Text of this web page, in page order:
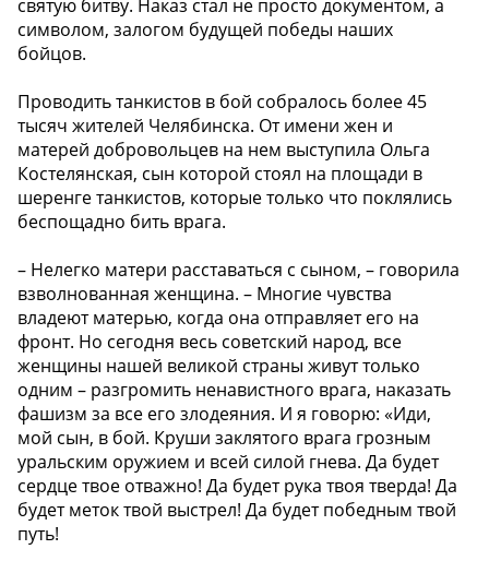
святую битву. Наказ стал не просто документом, а
символом, залогом будущей победы наших
бойцов.
Проводить танкистов в бой собралось более 45
тысяч жителей Челябинска. От имени жен и
матерей добровольцев на нем выступила Ольга
Костелянская, сын которой стоял на площади в
шеренге танкистов, которые только что поклялись
беспощадно бить врага.
– Нелегко матери расставаться с сыном, – говорила
взволнованная женщина. – Многие чувства
владеют матерью, когда она отправляет его на
фронт. Но сегодня весь советский народ, все
женщины нашей великой страны живут только
одним – разгромить ненавистного врага, наказать
фашизм за все его злодеяния. И я говорю: «Иди,
мой сын, в бой. Круши заклятого врага грозным
уральским оружием и всей силой гнева. Да будет
сердце твое отважно! Да будет рука твоя тверда! Да
будет меток твой выстрел! Да будет победным твой
путь!